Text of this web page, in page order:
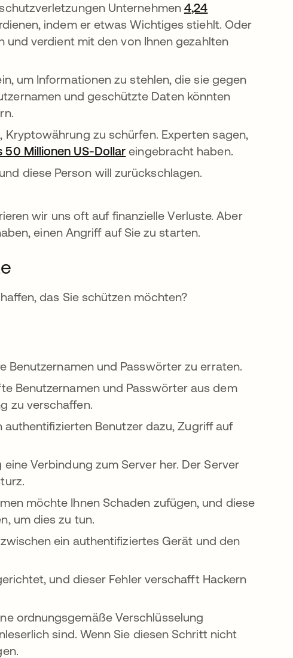
Unternehmen 4,24
geöffnet
indem er etwas Wichtiges stiehlt. Oder
und verdient mit den von Ihnen gezahlten
um Informationen zu stehlen, die sie gegen
und geschützte Daten könnten
Kryptowährung zu schürfen. Experten sagen,
50 Millionen US-Dollar wird in einer neuen
eingebracht haben.
diese Person will zurückschlagen.
wir uns oft auf finanzielle Verluste. Aber
einen Angriff auf Sie zu starten.
das Sie schützen möchten?
Benutzernamen und Passwörter zu erraten.
Benutzernamen und Passwörter aus dem
zu verschaffen.
authentifizierten Benutzer dazu, Zugriff auf
Verbindung zum Server her. Der Server
möchte Ihnen Schaden zufügen, und diese
um dies zu tun.
ein authentifiziertes Gerät und den
und dieser Fehler verschafft Hackern
ordnungsgemäße Verschlüsselung
sind. Wenn Sie diesen Schritt nicht